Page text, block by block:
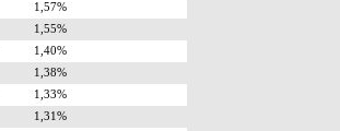
1,57%
1,55%
1,40%
1,38%
1,33%
1,31%